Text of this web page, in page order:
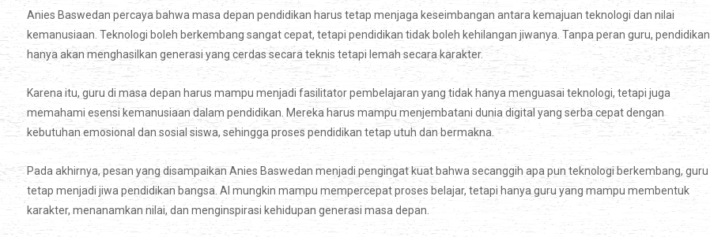
Anies Baswedan percaya bahwa masa depan pendidikan harus tetap menjaga keseimbangan antara kemajuan teknologi dan nilai
kemanusiaan. Teknologi boleh berkembang sangat cepat, tetapi pendidikan tidak boleh kehilangan jiwanya. Tanpa peran guru, pendidikan
hanya akan menghasilkan generasi yang cerdas secara teknis tetapi lemah secara karakter.
Karena itu, guru di masa depan harus mampu menjadi fasilitator pembelajaran yang tidak hanya menguasai teknologi, tetapi juga
memahami esensi kemanusiaan dalam pendidikan. Mereka harus mampu menjembatani dunia digital yang serba cepat dengan
kebutuhan emosional dan sosial siswa, sehingga proses pendidikan tetap utuh dan bermakna.
Pada akhirnya, pesan yang disampaikan Anies Baswedan menjadi pengingat kuat bahwa secanggih apa pun teknologi berkembang, guru
tetap menjadi jiwa pendidikan bangsa. AI mungkin mampu mempercepat proses belajar, tetapi hanya guru yang mampu membentuk
karakter, menanamkan nilai, dan menginspirasi kehidupan generasi masa depan.